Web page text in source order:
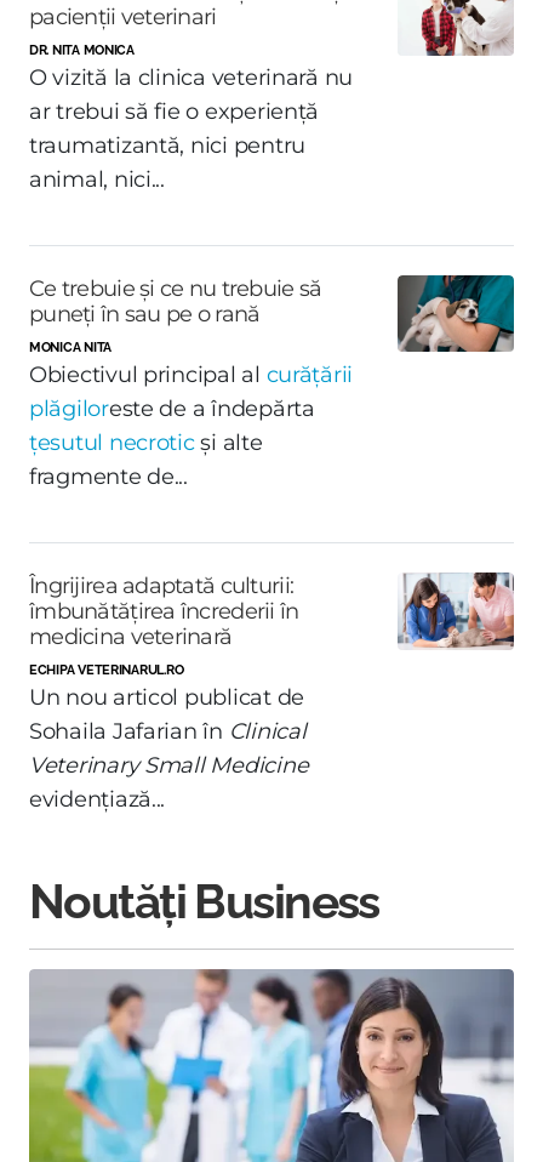
pacienții veterinari
DR. NITA MONICA
O vizită la clinica veterinară nu
ar trebui să fie o experiență
traumatizantă, nici pentru
animal, nici...
Ce trebuie și ce nu trebuie să
puneți în sau pe o rană
MONICA NITA
Obiectivul principal al curățării
plăgiloreste de a îndepărta
țesutul necroticși alte
fragmente de...
Îngrijirea adaptată culturii:
îmbunătățirea încrederii în
medicina veterinară
ECHIPA VETERINARUL.RO
Un nou articol publicat de
Sohaila Jafarian în Clinical
Veterinary Small Medicine
evidențiază...
Noutăți Business